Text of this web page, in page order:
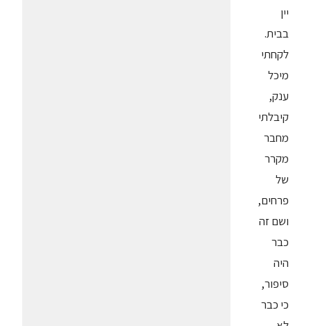
יין
בבית.
לקחתי
מיכל
ענק,
קיבלתי
מחבר
מקרר
של
פרחים,
ושם זה
כבר
היה
סיפור,
כי כבר